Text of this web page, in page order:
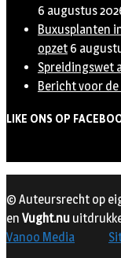
6 augustus
Buxusplanten
opzet 6
Spreidingswet
Bericht voor
LIKE ONS OP
© Auteursrecht op
en Vught.nu
Vanoo Media